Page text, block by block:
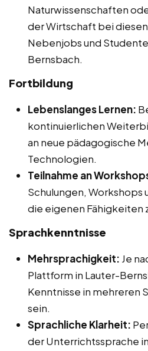
Naturwissenschaften
der Wirtschaft bei
Nebenjobs und
Bernsbach.
Fortbildung
Lebenslanges Lernen:
kontinuierlichen
an neue pädagogische
Technologien.
Teilnahme an
Schulungen, Workshops
die eigenen Fähigkeiten
Sprachkenntnisse
Mehrsprachigkeit: Je
Plattform in Lauter-
Kenntnisse in mehreren
sein.
Sprachliche Klarheit:
der Unterrichtssprache